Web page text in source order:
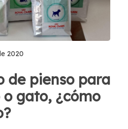
2020
de pienso para
gato, ¿cómo